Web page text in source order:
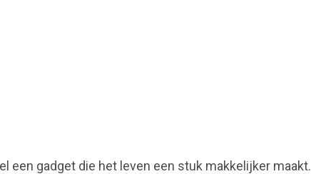
een gadget die het leven een stuk makkelijker maakt.